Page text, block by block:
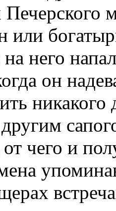
Печерского
или
на него
он
от чего и